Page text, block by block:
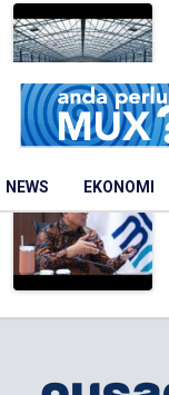
NEWS EKONOMI